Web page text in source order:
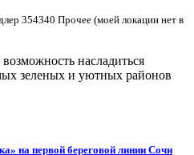
354340 Прочее (моей локации нет в
насладиться
зеленых и уютных районов
на первой береговой линии Сочи